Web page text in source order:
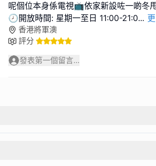
呢個位本身係電視📺依家新設咗一啲冬
🕗開放時間: 星期一至日 11:00-21:0...
香港將軍澳
評分
發表第一個留言...